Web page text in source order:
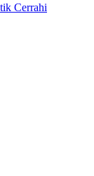
Cerrahi